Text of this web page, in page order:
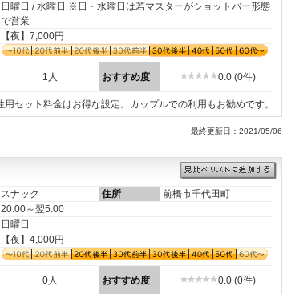
日曜日 / 水曜日 ※日・水曜日は若マスターがショットバー形態
で営業
【夜】7,000円
1人 おすすめ度 0.0 (0件)
セット料金はお得な設定。カップルでの利用もお勧めです。
最終更新日：2021/05/06
スナック 住所
前橋市千代田町
20:00～翌5:00
日曜日
【夜】4,000円
0人 おすすめ度 0.0 (0件)